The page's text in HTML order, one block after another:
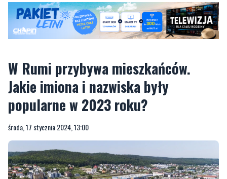
W Rumi przybywa mieszkańców.
Jakie imiona i nazwiska były
popularne w 2023 roku?
środa, 17 stycznia 2024, 13:00